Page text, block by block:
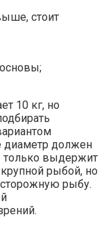
стоит
10 кг, но
диаметр должен
только выдержит
рыбой, но
рыбу.